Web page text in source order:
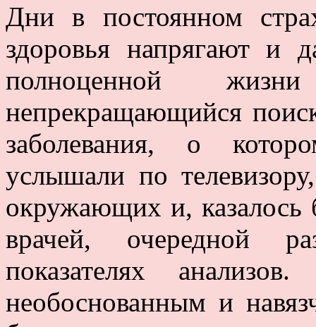
Дни в постоянном
здоровья напрягают и
полноценной
непрекращающийся
заболевания, о
услышали по
окружающих и, казалось
врачей, очередной
показателях
необоснованным и